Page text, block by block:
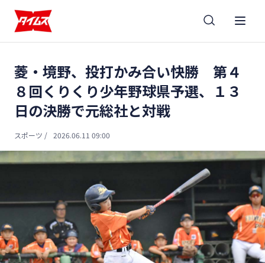
菱・境野、投打かみ合い快勝 第４
８回くりくり少年野球県予選、１３
日の決勝で元総社と対戦
スポーツ / 2026.06.11 09:00